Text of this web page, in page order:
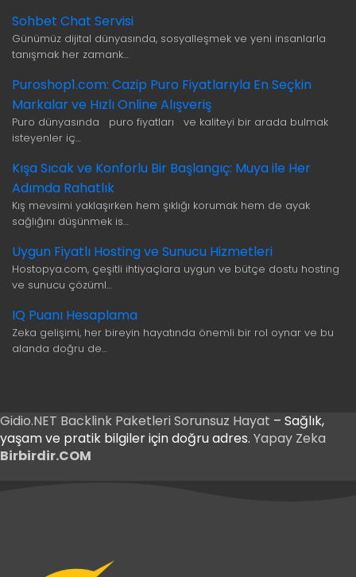
Sohbet Chat Servisi
Günümüz dijital dünyasında, sosyalleşmek ve yeni insanlarla
tanışmak her zamank…
Puroshop1.com: Cazip Puro Fiyatlarıyla En Seçkin
Markalar ve Hızlı Online Alışveriş
Puro dünyasında puro fiyatları ve kaliteyi bir arada bulmak
isteyenler iç…
Kışa Sıcak ve Konforlu Bir Başlangıç: Muya ile Her
Adımda Rahatlık
Kış mevsimi yaklaşırken hem şıklığı korumak hem de ayak
sağlığını düşünmek is…
Uygun Fiyatlı Hosting ve Sunucu Hizmetleri
Hostopya.com, çeşitli ihtiyaçlara uygun ve bütçe dostu hosting
ve sunucu çözüml…
IQ Puanı Hesaplama
Zeka gelişimi, her bireyin hayatında önemli bir rol oynar ve bu
alanda doğru de…
Gidio.NET Backlink Paketleri Sorunsuz Hayat – Sağlık,
yaşam ve pratik bilgiler için doğru adres. Yapay Zeka
Birbirdir.COM